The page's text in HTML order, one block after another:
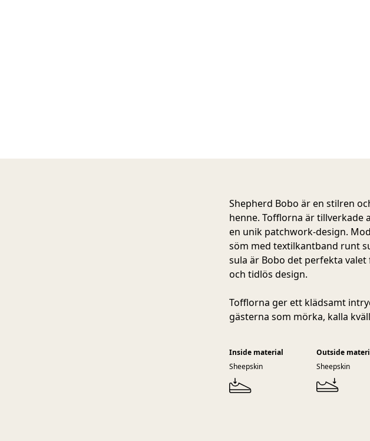
Shepherd Bobo är en stilren
henne. Tofflorna är tillverkade
en unik patchwork-design.
söm med textilkantband runt
sula är Bobo det perfekta
och tidlös design.
Tofflorna ger ett klädsamt
gästerna som mörka, kalla
Inside material
Sheepskin
Outside
Sheepskin